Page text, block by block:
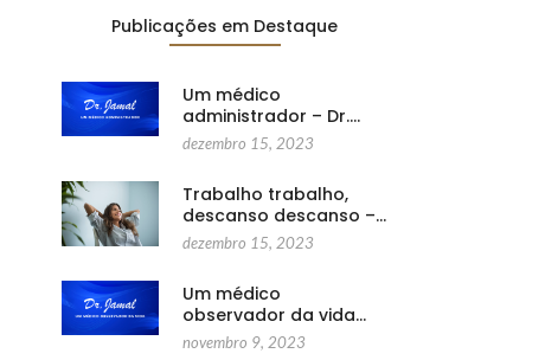
Publicações em Destaque
Um médico
administrador – Dr.…
dezembro 15, 2023
Trabalho trabalho,
descanso descanso –…
dezembro 15, 2023
Um médico
observador da vida…
novembro 9, 2023